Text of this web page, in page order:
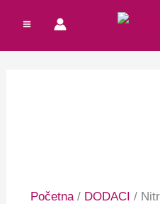
sadržaj
Početna / DODACI /
Total: